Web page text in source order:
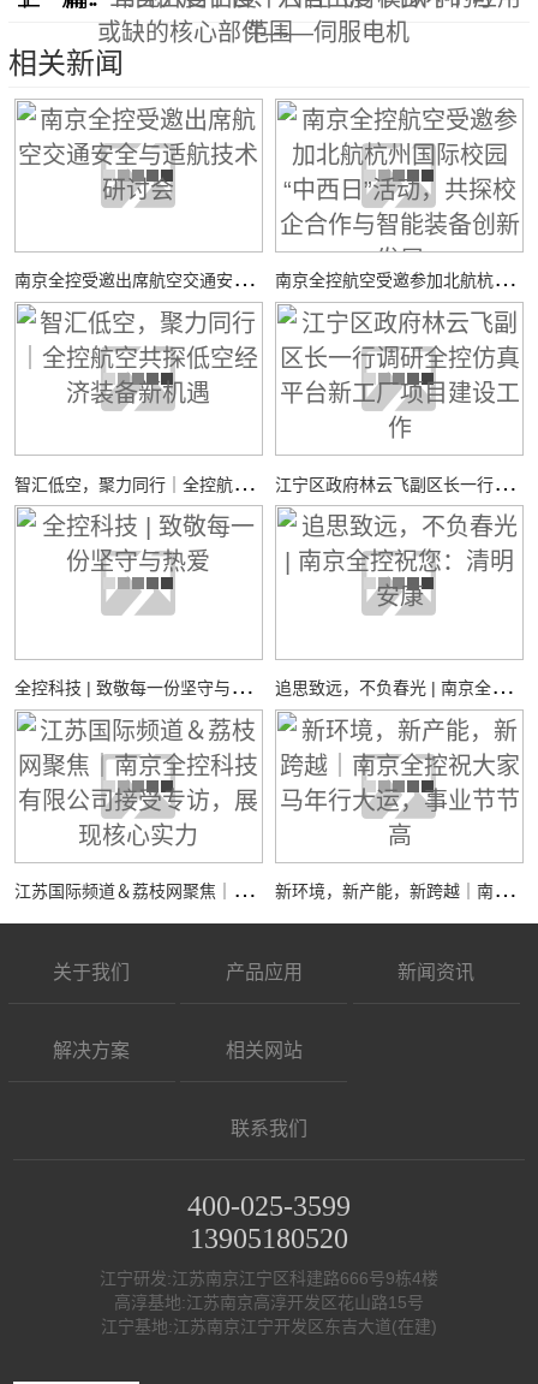
范围
或缺的核心部件——伺服电机
相关新闻
南
京全控受邀出席航空交通安全与适航技术研讨会 南
京全控航空受邀参加北航杭州国际校园“中西日”活动，共探校企合作与智能装备创新发展
智
汇低空，聚力同行｜全控航空共探低空经济装备新机遇 江
宁区政府林云飞副区长一行调研全控仿真平台新工厂项目建设工作
全
控科技 | 致敬每一份坚守与热爱 追
思致远，不负春光 | 南京全控祝您：清明安康
江
苏国际频道＆荔枝网聚焦｜南京全控科技有限公司接受专访，展现核心实力 新
环境，新产能，新跨越｜南京全控祝大家马年行大运，事业节节高
关于我们 产品应用 新闻资讯
解决方案 相关网站
联系我们
400-025-3599
13905180520
江宁研发:江苏南京江宁区科建路666号9栋4楼
高淳基地:江苏南京高淳开发区花山路15号
江宁基地:江苏南京江宁开发区东吉大道(在建)